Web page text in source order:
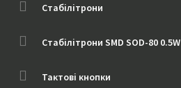
Стабілітрони
Стабілітрони SMD SOD-80 0.5W
Тактові кнопки